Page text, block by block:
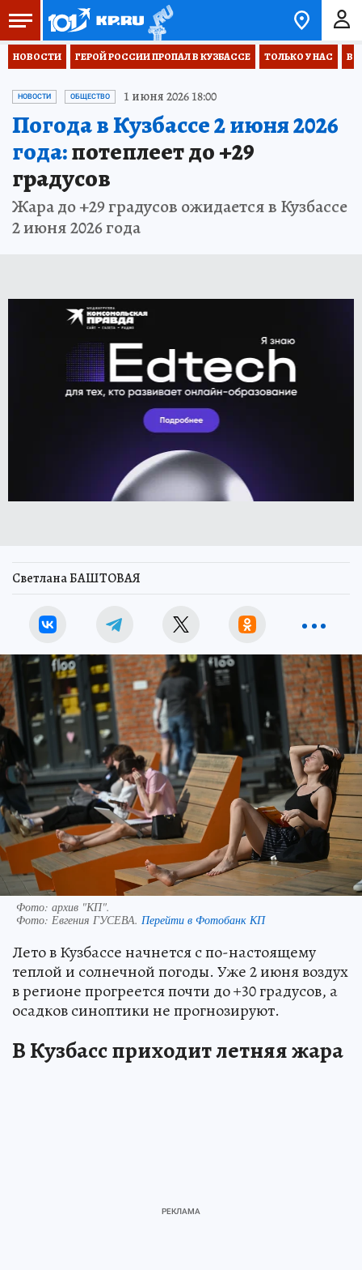
НОВОСТИ ГЕРОЙ РОССИИ ПРОПАЛ В КУЗБАССЕ ТОЛЬКО У НАС
НОВОСТИ ОБЩЕСТВО 1 июня 2026 18:00
Погода в Кузбассе 2 июня 2026
года:потеплеет до +29
градусов
Жара до +29 градусов ожидается в Кузбассе
2 июня 2026 года
Светлана БАШТОВАЯ
Фото: архив "КП".
Фото: Евгения ГУСЕВА. Перейти в Фотобанк КП
Лето в Кузбассе начнется с по-настоящему
теплой и солнечной погоды. Уже 2 июня воздух
в регионе прогреется почти до +30 градусов, а
осадков синоптики не прогнозируют.
В Кузбасс приходит летняя жара